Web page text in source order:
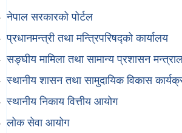
नेपाल सरकारको पोर्टल
प्रधानमन्त्री तथा मन्त्रिपरिषद्को कार्यालय
सङ्घीय मामिला तथा सामान्य प्रशासन
स्थानीय शासन तथा सामुदायिक विकास
स्थानीय निकाय वित्तीय आयोग
लोक सेवा आयोग